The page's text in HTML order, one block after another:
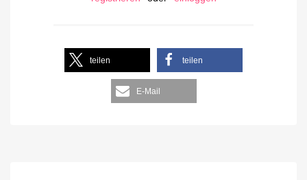
teilen teilen
E-Mail